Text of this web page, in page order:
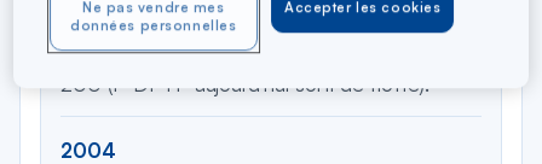
Lancement des vols transatlantiques Paris <>
Antilles et mise en ligne du 1er Airbus A330-
200 (F-DPTP aujourd'hui sorti de flotte).
2004
Accepter les cookies
Ne pas vendre mes
données personnelles